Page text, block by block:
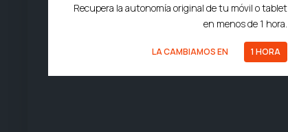
Recupera la autonomía original de tu móvil o tablet
en menos de 1 hora.
LA CAMBIAMOS EN 1 HORA